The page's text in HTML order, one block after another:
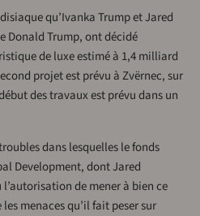
qu’Ivanka Trump et Jared
Donald Trump, ont décidé
de luxe estimé à 1,4 milliard
projet est prévu à Zvërnec, sur
des travaux est prévu dans un
dans lesquelles le fonds
Development, dont Jared
de mener à bien ce
menaces qu’il fait peser sur